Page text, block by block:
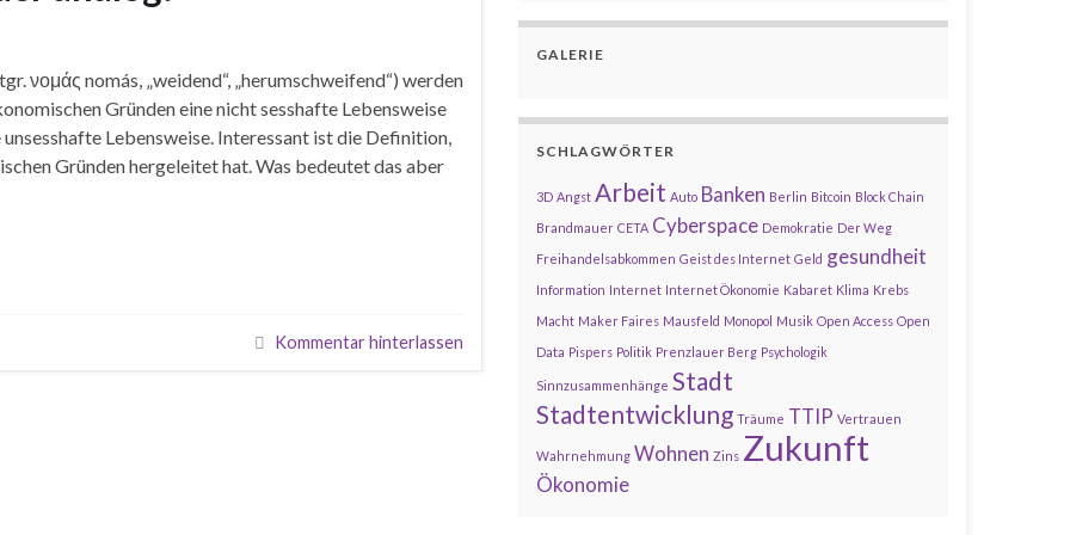
νομάς nomás, „weidend“, „herumschweifend“) werden
Gründen eine nicht sesshafte Lebensweise
Lebensweise. Interessant ist die Definition,
Gründen hergeleitet hat. Was bedeutet das aber
Kommentar hinterlassen
GALERIE
SCHLAGWÖRTER
3D Angst Arbeit Auto Banken Berlin Bitcoin Block Chain
Brandmauer CETA Cyberspace Demokratie Der Weg
Freihandelsabkommen Geist des Internet Geld gesundheit
Information Internet Internet Ökonomie Kabaret Klima Krebs
Macht Maker Faires Mausfeld Monopol Musik Open Access Open
Data Pispers Politik Prenzlauer Berg Psychologik
Sinnzusammenhänge Stadt
Stadtentwicklung Träume TTIP Vertrauen
Wahrnehmung Wohnen Zins Zukunft
Ökonomie